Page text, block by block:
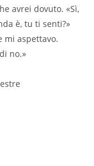
avrei dovuto. «Sì,
è, tu ti senti?»
mi aspettavo.
no.»